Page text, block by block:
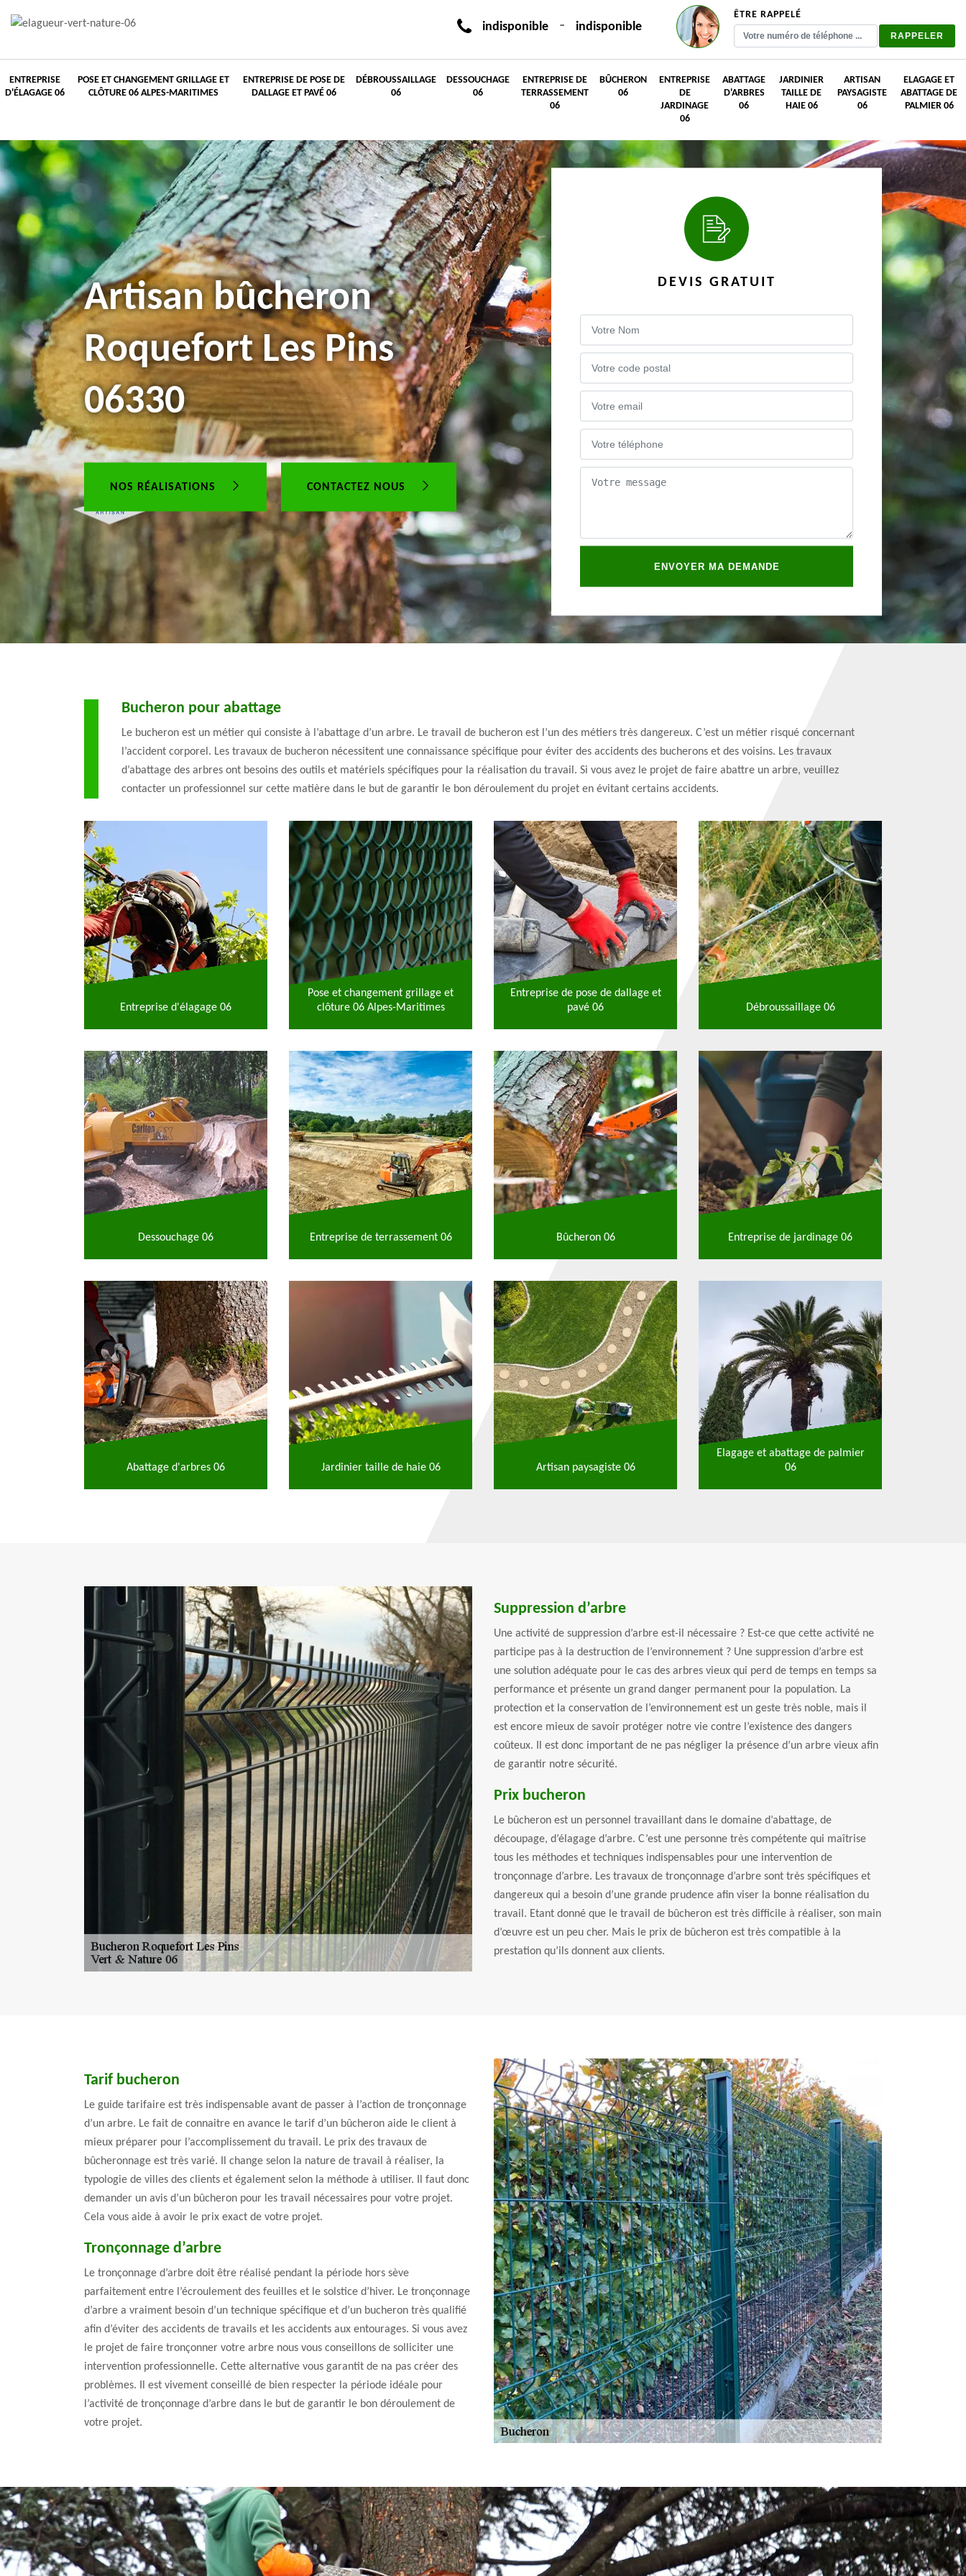
indisponible - indisponible
ÊTRE RAPPELÉ
ENTREPRISE
D'ÉLAGAGE 06
POSE ET CHANGEMENT GRILLAGE ET
CLÔTURE 06 ALPES-MARITIMES
ENTREPRISE DE POSE DE
DALLAGE ET PAVÉ 06
DÉBROUSSAILLAGE
06
DESSOUCHAGE
06
ENTREPRISE DE
TERRASSEMENT
06
BÛCHERON
06
ENTREPRISE
DE
JARDINAGE
06
ABATTAGE
D'ARBRES
06
JARDINIER
TAILLE DE
HAIE 06
ARTISAN
PAYSAGISTE
06
ELAGAGE ET
ABATTAGE DE
PALMIER 06
Artisan bûcheron
Roquefort Les Pins
06330
NOS RÉALISATIONS CONTACTEZ NOUS
DEVIS GRATUIT
Bucheron pour abattage
Le bucheron est un métier qui consiste à l’abattage d’un arbre. Le travail de bucheron est l’un des métiers très dangereux. C’est un métier risqué concernant
l’accident corporel. Les travaux de bucheron nécessitent une connaissance spécifique pour éviter des accidents des bucherons et des voisins. Les travaux
d’abattage des arbres ont besoins des outils et matériels spécifiques pour la réalisation du travail. Si vous avez le projet de faire abattre un arbre, veuillez
contacter un professionnel sur cette matière dans le but de garantir le bon déroulement du projet en évitant certains accidents.
Entreprise d'élagage 06
Pose et changement grillage et
clôture 06 Alpes-Maritimes
Entreprise de pose de dallage et
pavé 06
Débroussaillage 06
Dessouchage 06 Entreprise de terrassement 06 Bûcheron 06 Entreprise de jardinage 06
Abattage d'arbres 06 Jardinier taille de haie 06 Artisan paysagiste 06
Elagage et abattage de palmier
06
Suppression d’arbre
Une activité de suppression d’arbre est-il nécessaire ? Est-ce que cette activité ne
participe pas à la destruction de l’environnement ? Une suppression d’arbre est
une solution adéquate pour le cas des arbres vieux qui perd de temps en temps sa
performance et présente un grand danger permanent pour la population. La
protection et la conservation de l’environnement est un geste très noble, mais il
est encore mieux de savoir protéger notre vie contre l’existence des dangers
coûteux. Il est donc important de ne pas négliger la présence d’un arbre vieux afin
de garantir notre sécurité.
Prix bucheron
Le bûcheron est un personnel travaillant dans le domaine d’abattage, de
découpage, d’élagage d’arbre. C’est une personne très compétente qui maîtrise
tous les méthodes et techniques indispensables pour une intervention de
tronçonnage d’arbre. Les travaux de tronçonnage d’arbre sont très spécifiques et
dangereux qui a besoin d’une grande prudence afin viser la bonne réalisation du
travail. Etant donné que le travail de bûcheron est très difficile à réaliser, son main
d’œuvre est un peu cher. Mais le prix de bûcheron est très compatible à la
prestation qu’ils donnent aux clients.
Tarif bucheron
Le guide tarifaire est très indispensable avant de passer à l’action de tronçonnage
d’un arbre. Le fait de connaitre en avance le tarif d’un bûcheron aide le client à
mieux préparer pour l’accomplissement du travail. Le prix des travaux de
bûcheronnage est très varié. Il change selon la nature de travail à réaliser, la
typologie de villes des clients et également selon la méthode à utiliser. Il faut donc
demander un avis d’un bûcheron pour les travail nécessaires pour votre projet.
Cela vous aide à avoir le prix exact de votre projet.
Tronçonnage d’arbre
Le tronçonnage d’arbre doit être réalisé pendant la période hors sève
parfaitement entre l’écroulement des feuilles et le solstice d’hiver. Le tronçonnage
d’arbre a vraiment besoin d’un technique spécifique et d’un bucheron très qualifié
afin d’éviter des accidents de travails et les accidents aux entourages. Si vous avez
le projet de faire tronçonner votre arbre nous vous conseillons de solliciter une
intervention professionnelle. Cette alternative vous garantit de na pas créer des
problèmes. Il est vivement conseillé de bien respecter la période idéale pour
l’activité de tronçonnage d’arbre dans le but de garantir le bon déroulement de
votre projet.